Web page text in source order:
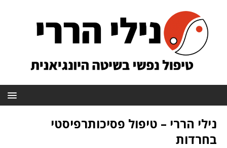
נילי הררי – טיפול פסיכותרפיסטי
בחרדות